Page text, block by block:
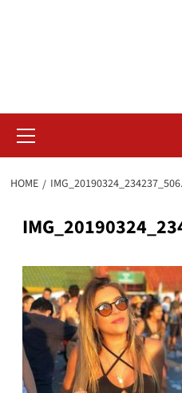
Menu
HOME